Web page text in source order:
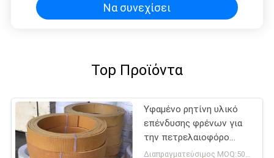
Να συνεχίσει
Top Προϊόντα
Υφαμένο ρητίνη υλικό
επένδυσης φρένων για
την πετρελαιοφόρο
περιοχή τρακτέρ